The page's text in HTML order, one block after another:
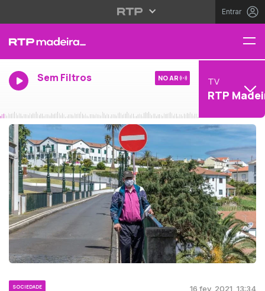
Entrar
Sem Filtros NO AR TV
RTP
SOCIEDADE 16 fev, 2021, 13:34